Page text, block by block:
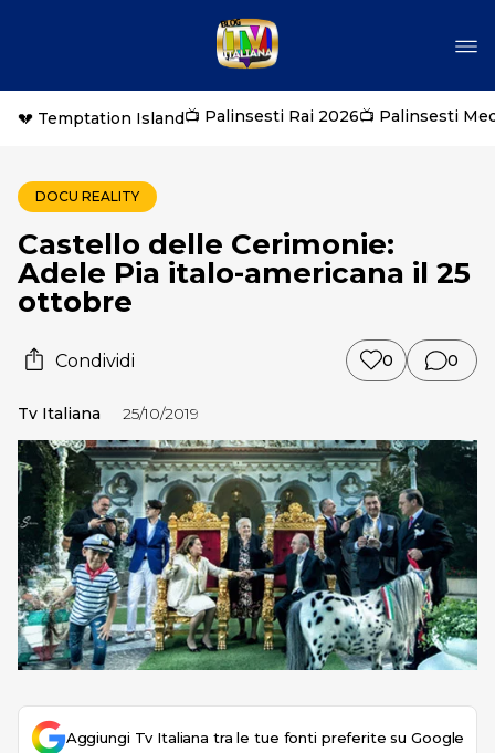
💔 Temptation Island📺 Palinsesti Rai 2026📺 Palinsesti
DOCU REALITY
Castello delle Cerimonie:
Adele Pia italo-americana il 25
ottobre
Condividi 0 0
Tv Italiana 25/10/2019
Aggiungi Tv Italiana tra le tue fonti preferite su Google